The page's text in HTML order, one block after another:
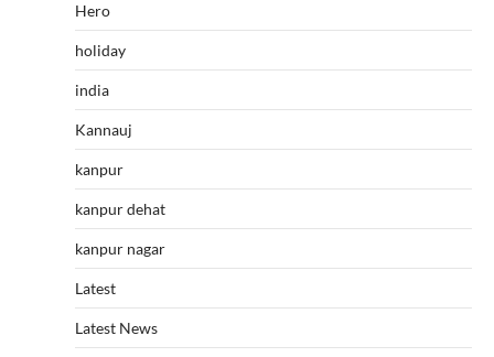
Hero
holiday
india
Kannauj
kanpur
kanpur dehat
kanpur nagar
Latest
Latest News